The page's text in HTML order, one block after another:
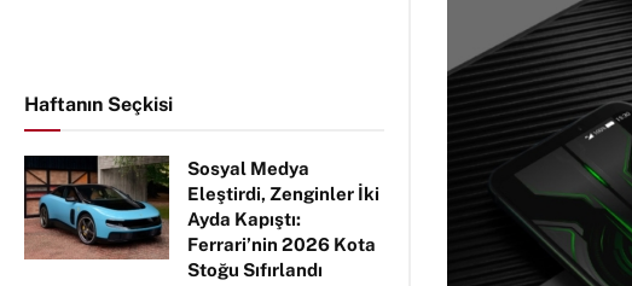
Haftanın Seçkisi
Sosyal Medya
Eleştirdi, Zenginler İki
Ayda Kapıştı:
Ferrari’nin 2026 Kota
Stoğu Sıfırlandı